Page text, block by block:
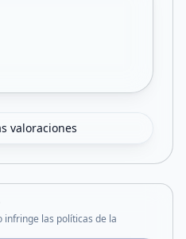
valoraciones
infringe las políticas de la